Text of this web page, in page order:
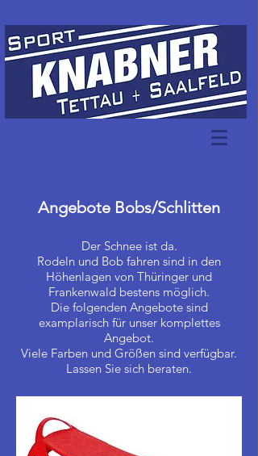
Angebote Bobs/Schlitten
Der Schnee ist da.
Rodeln und Bob fahren sind in den
Höhenlagen von Thüringer und
Frankenwald bestens möglich.
Die folgenden Angebote sind
examplarisch für unser komplettes
Angebot.
Viele Farben und Größen sind verfügbar.
Lassen Sie sich beraten.